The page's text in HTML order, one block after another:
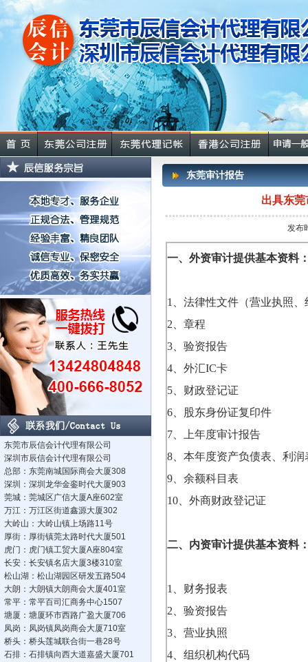
东莞市辰信会计代理有限公司
深圳市辰信会计代理有限公司
总部：东莞南城国际商会大厦308
深圳：深圳龙华金銮时代大厦903
莞城：莞城区广信大厦A座602室
万江：万江区街道鑫源大厦302
大岭山：大岭山镇上场路11号
厚街：厚街镇莞太路时代大厦501
虎门：虎门镇工贸大厦A座804室
长安：长安镇名店大厦3楼310室
松山湖：松山湖园区研发五路504
大朗：大朗镇大朗商会大厦401室
常平：常平百司汇商务中心1507
塘厦：塘厦环市西路广盈大厦706
凤岗：凤岗镇凤岗商会大厦710室
桥头：桥头莲城联合街一巷28号
石排：石排镇向西大道嘉盛大厦701
东莞审计报告
出具东
发布
一、外资审计提供基本资料
1
、法律性文件（营业执照
2 、章程
3 、验资报告
4 、外汇IC卡
5 、财政登记证
6 、股东身份证复印件
7 、上年度审计报告
8 、本年度资产负债表、利润
9 、余额科目表
10 、外商财政登记证
二、内资审计提供基本资料
1
、财务报表
2 、验资报告
3 、营业执照
4 、组织机构代码